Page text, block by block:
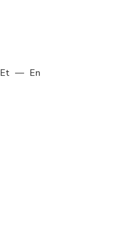
Et En